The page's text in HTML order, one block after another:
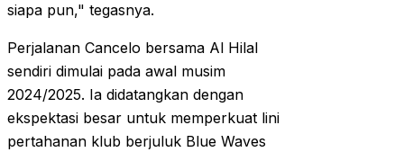
siapa pun," tegasnya.
Perjalanan Cancelo bersama Al Hilal
sendiri dimulai pada awal musim
2024/2025. Ia didatangkan dengan
ekspektasi besar untuk memperkuat lini
pertahanan klub berjuluk Blue Waves